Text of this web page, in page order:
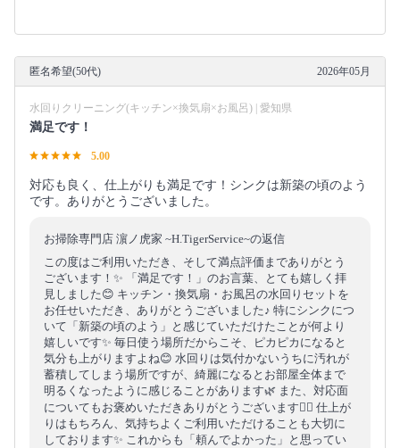
匿名希望(50代) 2026年05月
水回りクリーニング(キッチン×換気扇×お風呂) | 愛知県
満足です！
5.00
対応も良く、仕上がりも満足です！シンクは新築の頃のよう
です。ありがとうございました。
お掃除専門店 濵ノ虎家 ~H.TigerService~の返信
この度はご利用いただき、そして満点評価までありがとう
ございます！✨ 「満足です！」のお言葉、とても嬉しく拝
見しました😊 キッチン・換気扇・お風呂の水回りセットを
お任せいただき、ありがとうございました♪ 特にシンクにつ
いて「新築の頃のよう」と感じていただけたことが何より
嬉しいです✨ 毎日使う場所だからこそ、ピカピカになると
気分も上がりますよね😊 水回りは気付かないうちに汚れが
蓄積してしまう場所ですが、綺麗になるとお部屋全体まで
明るくなったように感じることがあります🌿 また、対応面
についてもお褒めいただきありがとうございます🙇‍♂️ 仕上が
りはもちろん、気持ちよくご利用いただけることも大切に
しております✨ これからも「頼んでよかった」と思ってい